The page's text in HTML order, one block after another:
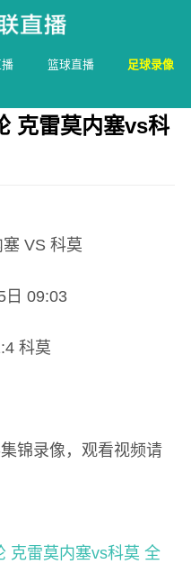
播 篮球直播
足球录像
克雷莫内塞vs科
塞 VS 科莫
日 09:03
科莫
锦录像，观看视频请
克雷莫内塞vs科莫 全